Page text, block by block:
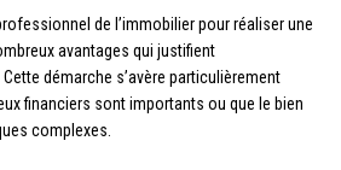
de l’immobilier pour réaliser une
avantages qui justifient
démarche s’avère particulièrement
financiers sont importants ou que le bien
complexes.